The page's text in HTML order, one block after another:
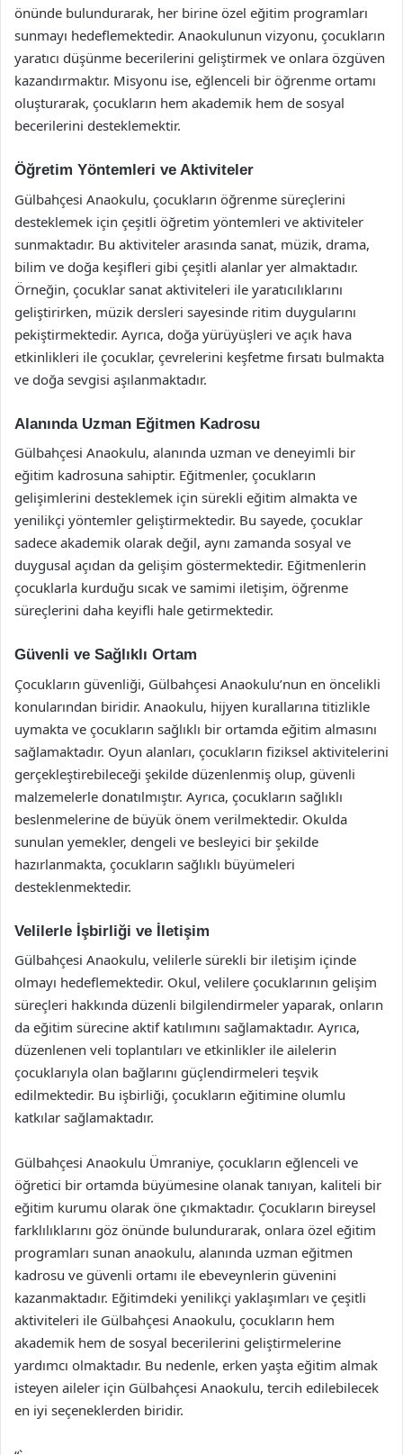
önünde bulundurarak, her birine özel eğitim programları
sunmayı hedeflemektedir. Anaokulunun vizyonu, çocukların
yaratıcı düşünme becerilerini geliştirmek ve onlara özgüven
kazandırmaktır. Misyonu ise, eğlenceli bir öğrenme ortamı
oluşturarak, çocukların hem akademik hem de sosyal
becerilerini desteklemektir.
Öğretim Yöntemleri ve Aktiviteler
Gülbahçesi Anaokulu, çocukların öğrenme süreçlerini
desteklemek için çeşitli öğretim yöntemleri ve aktiviteler
sunmaktadır. Bu aktiviteler arasında sanat, müzik, drama,
bilim ve doğa keşifleri gibi çeşitli alanlar yer almaktadır.
Örneğin, çocuklar sanat aktiviteleri ile yaratıcılıklarını
geliştirirken, müzik dersleri sayesinde ritim duygularını
pekiştirmektedir. Ayrıca, doğa yürüyüşleri ve açık hava
etkinlikleri ile çocuklar, çevrelerini keşfetme fırsatı bulmakta
ve doğa sevgisi aşılanmaktadır.
Alanında Uzman Eğitmen Kadrosu
Gülbahçesi Anaokulu, alanında uzman ve deneyimli bir
eğitim kadrosuna sahiptir. Eğitmenler, çocukların
gelişimlerini desteklemek için sürekli eğitim almakta ve
yenilikçi yöntemler geliştirmektedir. Bu sayede, çocuklar
sadece akademik olarak değil, aynı zamanda sosyal ve
duygusal açıdan da gelişim göstermektedir. Eğitmenlerin
çocuklarla kurduğu sıcak ve samimi iletişim, öğrenme
süreçlerini daha keyifli hale getirmektedir.
Güvenli ve Sağlıklı Ortam
Çocukların güvenliği, Gülbahçesi Anaokulu’nun en öncelikli
konularından biridir. Anaokulu, hijyen kurallarına titizlikle
uymakta ve çocukların sağlıklı bir ortamda eğitim almasını
sağlamaktadır. Oyun alanları, çocukların fiziksel aktivitelerini
gerçekleştirebileceği şekilde düzenlenmiş olup, güvenli
malzemelerle donatılmıştır. Ayrıca, çocukların sağlıklı
beslenmelerine de büyük önem verilmektedir. Okulda
sunulan yemekler, dengeli ve besleyici bir şekilde
hazırlanmakta, çocukların sağlıklı büyümeleri
desteklenmektedir.
Velilerle İşbirliği ve İletişim
Gülbahçesi Anaokulu, velilerle sürekli bir iletişim içinde
olmayı hedeflemektedir. Okul, velilere çocuklarının gelişim
süreçleri hakkında düzenli bilgilendirmeler yaparak, onların
da eğitim sürecine aktif katılımını sağlamaktadır. Ayrıca,
düzenlenen veli toplantıları ve etkinlikler ile ailelerin
çocuklarıyla olan bağlarını güçlendirmeleri teşvik
edilmektedir. Bu işbirliği, çocukların eğitimine olumlu
katkılar sağlamaktadır.
Gülbahçesi Anaokulu Ümraniye, çocukların eğlenceli ve
öğretici bir ortamda büyümesine olanak tanıyan, kaliteli bir
eğitim kurumu olarak öne çıkmaktadır. Çocukların bireysel
farklılıklarını göz önünde bulundurarak, onlara özel eğitim
programları sunan anaokulu, alanında uzman eğitmen
kadrosu ve güvenli ortamı ile ebeveynlerin güvenini
kazanmaktadır. Eğitimdeki yenilikçi yaklaşımları ve çeşitli
aktiviteleri ile Gülbahçesi Anaokulu, çocukların hem
akademik hem de sosyal becerilerini geliştirmelerine
yardımcı olmaktadır. Bu nedenle, erken yaşta eğitim almak
isteyen aileler için Gülbahçesi Anaokulu, tercih edilebilecek
en iyi seçeneklerden biridir.